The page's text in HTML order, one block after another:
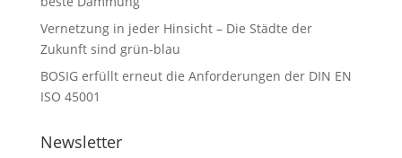
Vernetzung in jeder Hinsicht – Die Städte der
Zukunft sind grün-blau
BOSIG erfüllt erneut die Anforderungen der DIN EN
ISO 45001
Newsletter